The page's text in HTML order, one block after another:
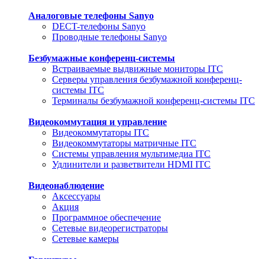
Аналоговые телефоны Sanyo
DECT-телефоны Sanyo
Проводные телефоны Sanyo
Безбумажные конференц-системы
Встраиваемые выдвижные мониторы ITC
Серверы управления безбумажной конференц-
системы ITC
Терминалы безбумажной конференц-системы ITC
Видеокоммутация и управление
Видеокоммутаторы ITC
Видеокоммутаторы матричные ITC
Системы управления мультимедиа ITC
Удлинители и разветвители HDMI ITC
Видеонаблюдение
Аксессуары
Акция
Программное обеспечение
Сетевые видеорегистраторы
Сетевые камеры